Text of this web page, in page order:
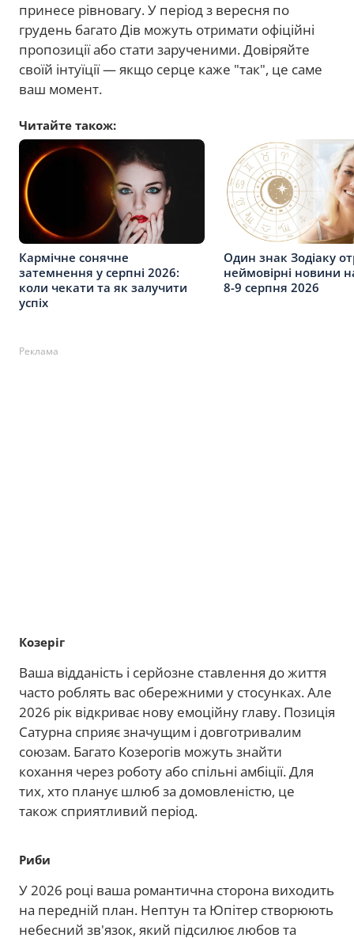
принесе рівновагу. У період з вересня по
грудень багато Дів можуть отримати офіційні
пропозиції або стати зарученими. Довіряйте
своїй інтуїції — якщо серце каже "так", це саме
ваш момент.
Читайте також:
Кармічне сонячне
затемнення у серпні 2026:
коли чекати та як залучити
успіх
Один знак Зодіаку
неймовірні новини
8-9 серпня 2026
Реклама
Козеріг
Ваша відданість і серйозне ставлення до життя
часто роблять вас обережними у стосунках. Але
2026 рік відкриває нову емоційну главу. Позиція
Сатурна сприяє значущим і довготривалим
союзам. Багато Козерогів можуть знайти
кохання через роботу або спільні амбіції. Для
тих, хто планує шлюб за домовленістю, це
також сприятливий період.
Риби
У 2026 році ваша романтична сторона виходить
на передній план. Нептун та Юпітер створюють
небесний зв'язок, який підсилює любов та